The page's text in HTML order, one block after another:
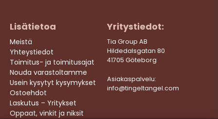
Lisätietoa
Meistä
Yhteystiedot
Toimitus- ja toimitusajat
Nouda varastoltamme
Usein kysytyt kysymykset
Ostoehdot
Laskutus – Yritykset
Oppaat, vinkit ja niksit
Yritystiedot:
Tia Group AB
Hildedalsgatan 80
41705 Göteborg
Asiakaspalvelu:
info@tingeltangel.com